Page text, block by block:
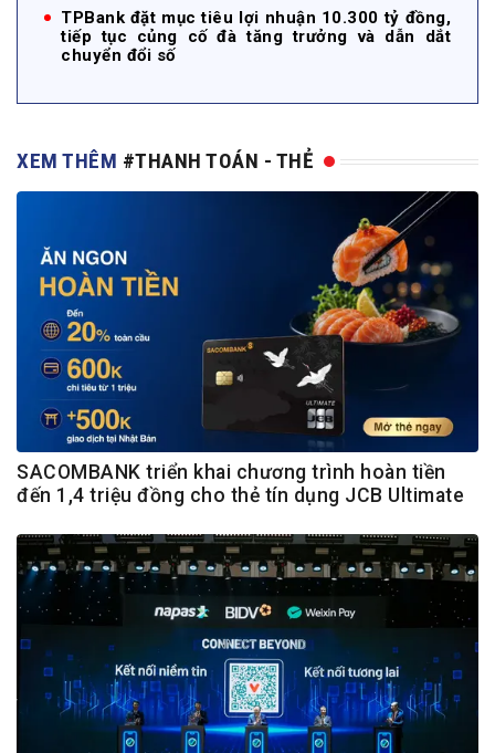
TPBank đặt mục tiêu lợi nhuận 10.300 tỷ đồng,
tiếp tục củng cố đà tăng trưởng và dẫn dắt
chuyển đổi số
XEM THÊM #THANH TOÁN - THẺ
SACOMBANK triển khai chương trình hoàn tiền
đến 1,4 triệu đồng cho thẻ tín dụng JCB Ultimate